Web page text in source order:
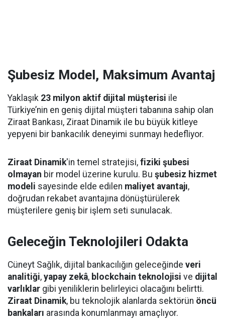
Şubesiz Model, Maksimum Avantaj
Yaklaşık 23 milyon aktif dijital müşterisi ile
Türkiye’nin en geniş dijital müşteri tabanına sahip olan
Ziraat Bankası, Ziraat Dinamik ile bu büyük kitleye
yepyeni bir bankacılık deneyimi sunmayı hedefliyor.
Ziraat Dinamik'in temel stratejisi, fiziki şubesi
olmayan bir model üzerine kurulu. Bu şubesiz hizmet
modeli sayesinde elde edilen maliyet avantajı,
doğrudan rekabet avantajına dönüştürülerek
müşterilere geniş bir işlem seti sunulacak.
Geleceğin Teknolojileri Odakta
Cüneyt Sağlık, dijital bankacılığın geleceğinde veri
analitiği, yapay zekâ, blockchain teknolojisi ve dijital
varlıklar gibi yeniliklerin belirleyici olacağını belirtti.
Ziraat Dinamik, bu teknolojik alanlarda sektörün öncü
bankaları arasında konumlanmayı amaçlıyor.